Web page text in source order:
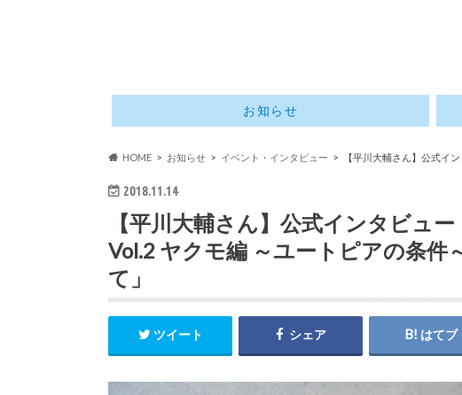
お知らせ
HOME お知らせ イベント・インタビュー 【平川大輔さん】公式イ
2018.11.14
【平川大輔さん】公式インタビュ
Vol.2 ヤクモ編 ～ユートピアの条件
て」
ツイート シェア はてブ